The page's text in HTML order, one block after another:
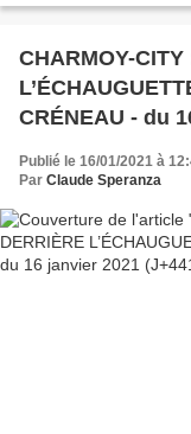
beaucoup...
CHARMOY-
CRÉNEAU - du
Publié le 16/01/2021 à
Par Claude Speranza